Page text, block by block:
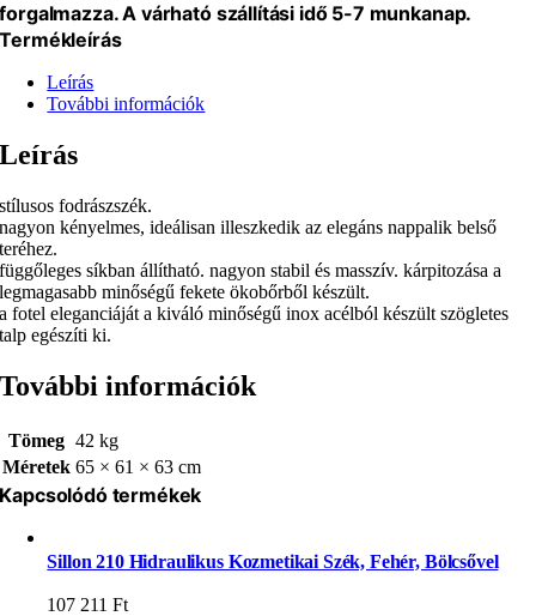
forgalmazza. A várható szállítási idő 5-7 munkanap.
Termékleírás
Leírás
További információk
Leírás
stílusos fodrászszék.
nagyon kényelmes, ideálisan illeszkedik az elegáns nappalik belső
teréhez.
függőleges síkban állítható. nagyon stabil és masszív. kárpitozása a
legmagasabb minőségű fekete ökobőrből készült.
a fotel eleganciáját a kiváló minőségű inox acélból készült szögletes
talp egészíti ki.
További információk
Tömeg 42 kg
Méretek 65 × 61 × 63 cm
Kapcsolódó termékek
Sillon 210 Hidraulikus Kozmetikai Szék, Fehér, Bölcsővel
107 211Ft